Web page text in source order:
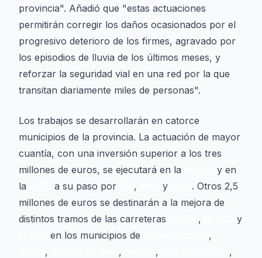
provincia". Añadió que "estas actuaciones
permitirán corregir los daños ocasionados por el
progresivo deterioro de los firmes, agravado por
los episodios de lluvia de los últimos meses, y
reforzar la seguridad vial en una red por la que
transitan diariamente miles de personas".
Los trabajos se desarrollarán en catorce
municipios de la provincia. La actuación de mayor
cuantía, con una inversión superior a los tres
millones de euros, se ejecutará en la
y en
la
a su paso por , y
. Otros 2,5
millones de euros se destinarán a la mejora de
distintos tramos de las carreteras
,
y
en los municipios de
,
, , ,
,